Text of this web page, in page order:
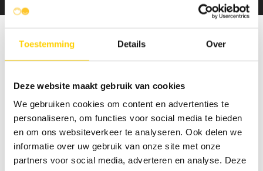
Toestemming Details Over
Deze website maakt gebruik van cookies
We gebruiken cookies om content en advertenties te
personaliseren, om functies voor social media te bieden
en om ons websiteverkeer te analyseren. Ook delen we
informatie over uw gebruik van onze site met onze
partners voor social media, adverteren en analyse. Deze
Vraag je offerte